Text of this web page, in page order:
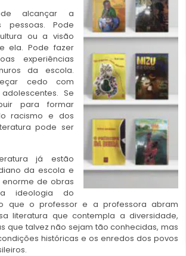
alcançar a
pessoas. Pode
ou a visão
ela. Pode fazer
experiências
da escola.
cedo com
Se
para formar
racismo e dos
pode ser
já estão
da escola e
de obras
ideologia do
que o professor e a professora abram
literatura que contempla a diversidade,
que talvez não sejam tão conhecidas, mas
históricas e os enredos dos povos